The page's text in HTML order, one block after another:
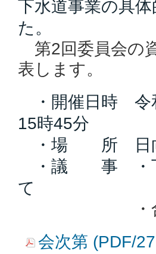
下水道事業の具
た。
第2回委員会の
表します。
・開催日時 令
15時45分
・場 所 日向
・議 事 ・下
て
・合併浄化
会次第 (PDF/